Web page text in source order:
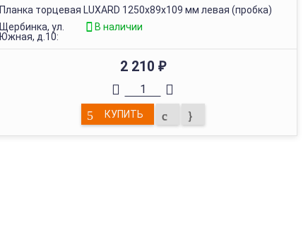
Планка торцевая LUXARD 1250х89х109 мм левая (пробка)
Щербинка, ул.
Южная, д.10:
В наличии
2 210 ₽
КУПИТЬ